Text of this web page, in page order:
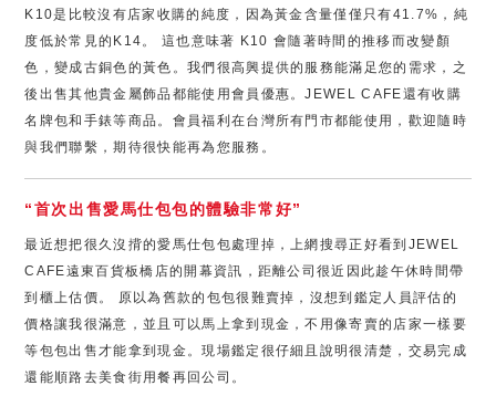
K10是比較沒有店家收購的純度，因為黃金含量僅僅只有41.7%，純
度低於常見的K14。 這也意味著 K10 會隨著時間的推移而改變顏
色，變成古銅色的黃色。我們很高興提供的服務能滿足您的需求，之
後出售其他貴金屬飾品都能使用會員優惠。JEWEL CAFE還有收購
名牌包和手錶等商品。會員福利在台灣所有門市都能使用，歡迎隨時
與我們聯繫，期待很快能再為您服務。
“首次出售愛馬仕包包的體驗非常好”
最近想把很久沒揹的愛馬仕包包處理掉，上網搜尋正好看到JEWEL
CAFE遠東百貨板橋店的開幕資訊，距離公司很近因此趁午休時間帶
到櫃上估價。 原以為舊款的包包很難賣掉，沒想到鑑定人員評估的
價格讓我很滿意，並且可以馬上拿到現金，不用像寄賣的店家一樣要
等包包出售才能拿到現金。現場鑑定很仔細且說明很清楚，交易完成
還能順路去美食街用餐再回公司。